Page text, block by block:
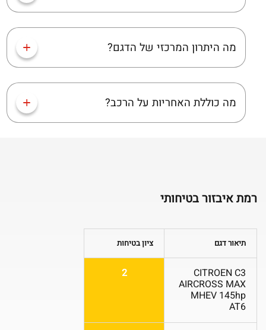
מה היתרון המרכזי של הדגם?
מה כוללת האחריות על הרכב?
רמת איבזור בטיחותי
תיאור דגם ציון בטיחות
CITROEN C3
AIRCROSS MAX
MHEV 145hp
AT6
2